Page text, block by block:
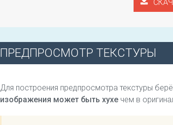
ПРЕДПРОСМОТР ТЕКСТУРЫ
Для построения предпросмотра текстуры
изображения может быть хухе чем в